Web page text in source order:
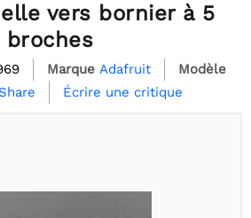
vers bornier à 5
broches
Marque Adafruit
Modèle
Share Écrire une critique